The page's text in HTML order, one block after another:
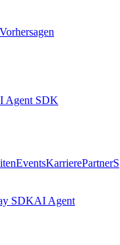
Vorhersagen
Agent SDK
EventsKarrierePartnerS
SDKAI Agent